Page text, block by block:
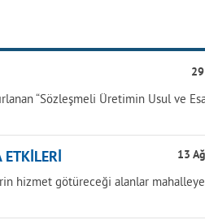
“Sözleşmeli Üretimin Usul ve
ETKİLERİ 13
hizmet götüreceği alanlar